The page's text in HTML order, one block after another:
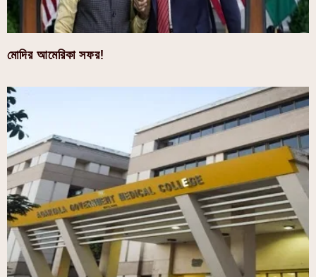
মোদির আমেরিকা সফর!